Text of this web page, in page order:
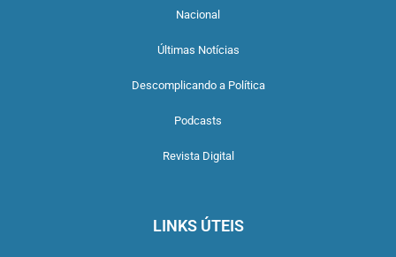
Nacional
Últimas Notícias
Descomplicando a Política
Podcasts
Revista Digital
LINKS ÚTEIS